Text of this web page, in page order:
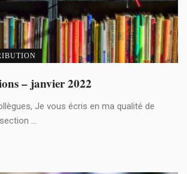
– janvier 2022
Je vous écris en ma qualité de
...